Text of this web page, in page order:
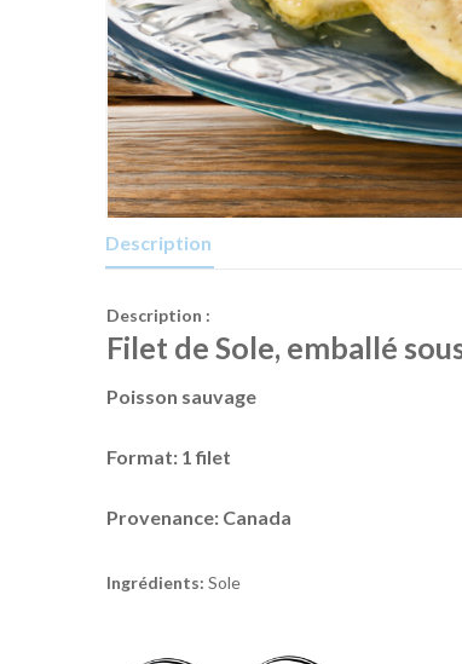
Description
Description :
Filet de Sole, emballé
Poisson sauvage
Format: 1 filet
Provenance: Canada
Ingrédients: Sole